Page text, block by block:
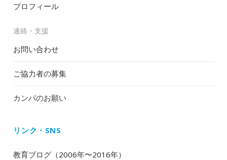
プロフィール
連絡・支援
お問い合わせ
ご協力者の募集
カンパのお願い
リンク・SNS
教育ブログ（2006年〜2016年）